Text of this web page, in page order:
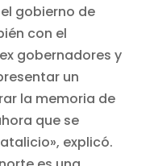
gobierno de
con el
gobernadores y
un
la memoria de
que se
explicó.